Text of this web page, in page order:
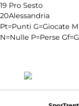
19 Pro Sesto
20Alessandria
Pt=Punti G=Giocate
N=Nulle P=Perse